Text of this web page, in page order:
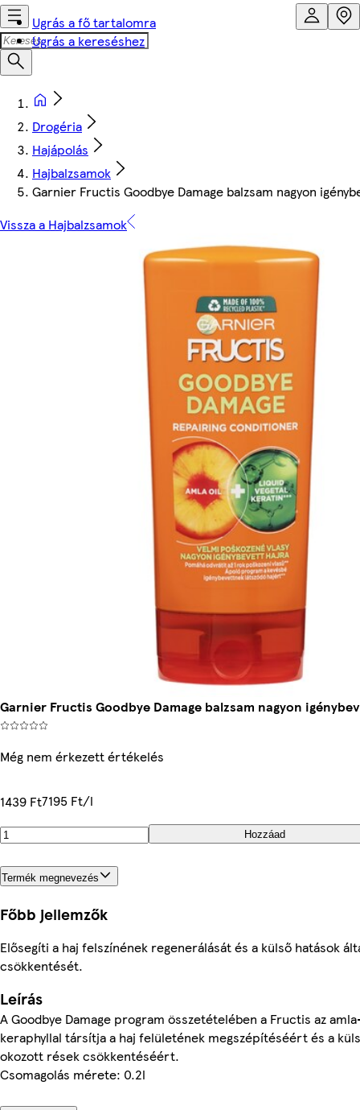
Ugrás a fő tartalomra
Ugrás a kereséshez
Drogéria
Hajápolás
Hajbalzsamok
Garnier Fructis Goodbye Damage balzsam nagyon
Vissza a Hajbalzsamok
Garnier Fructis Goodbye Damage balzsam nagyon
Még nem érkezett értékelés
1439 Ft7195 Ft/l
Hozzáad
Termék megnevezés
Főbb jellemzők
Elősegíti a haj felszínének regenerálását és a külső hatások
csökkentését.
Leírás
A Goodbye Damage program összetételében a Fructis az
keraphyllal társítja a haj felületének megszépítéséért és a
okozott rések csökkentéséért.
Csomagolás mérete: 0.2l